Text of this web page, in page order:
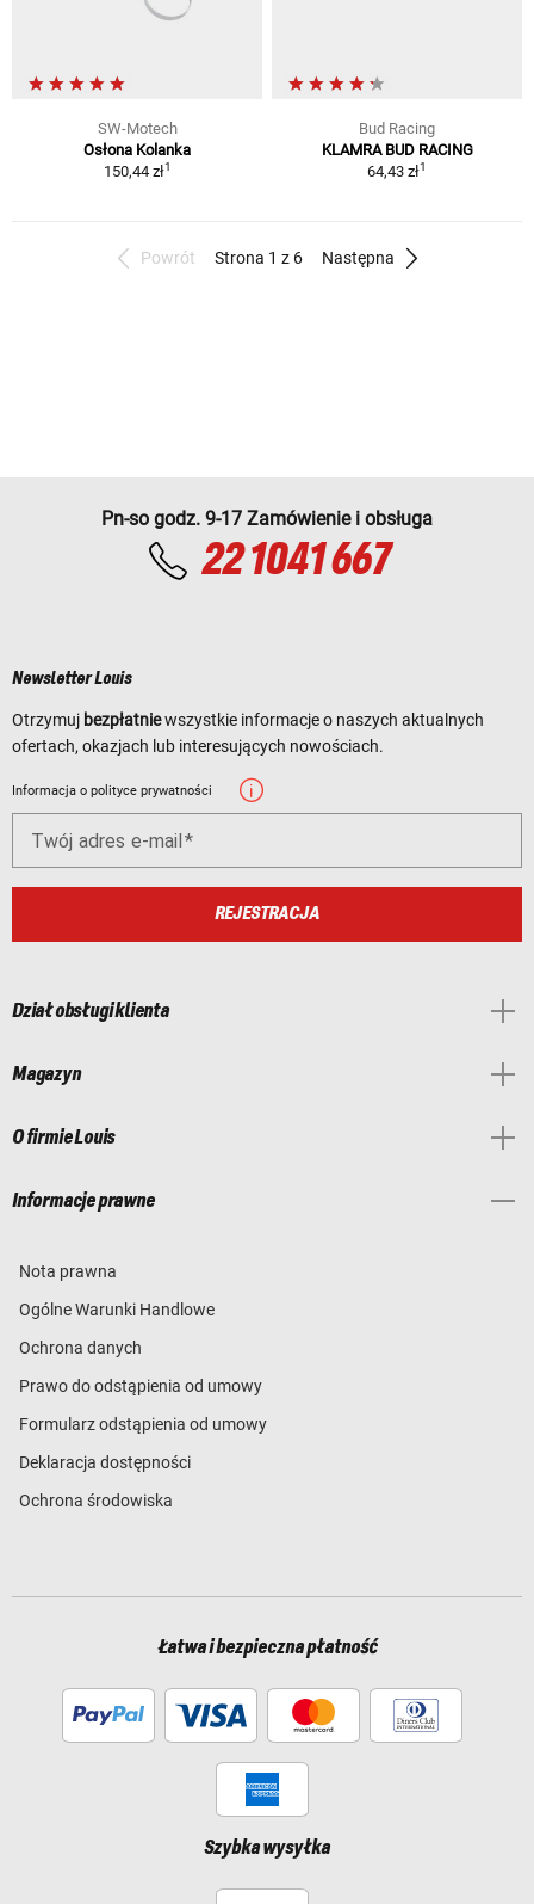
SW-Motech
Osłona Kolanka
150,44 zł1
Bud Racing
KLAMRA BUD RACING
64,43 zł1
Powrót Strona 1 z 6 Następna
Pn-so godz. 9-17 Zamówienie i obsługa
22 1041 667
Newsletter Louis
Otrzymuj bezpłatniewszystkie informacje o naszych aktualnych
ofertach, okazjach lub interesujących nowościach.
Informacja o polityce prywatności
Twój adres e-mail
REJESTRACJA
Dział obsługi klienta
Magazyn
O firmie Louis
Informacje prawne
Nota prawna
Ogólne Warunki Handlowe
Ochrona danych
Prawo do odstąpienia od umowy
Formularz odstąpienia od umowy
Deklaracja dostępności
Ochrona środowiska
Łatwa i bezpieczna płatność
Szybka wysyłka